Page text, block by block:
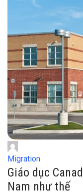
Migration
Giáo dục
Nam như thế